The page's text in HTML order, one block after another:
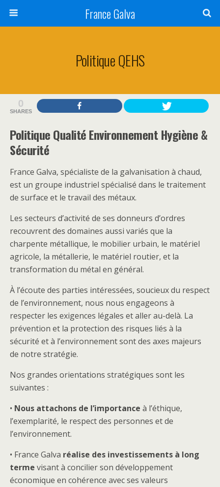
France Galva
Politique QEHS
0
SHARES
Politique Qualité Environnement Hygiène &
Sécurité
France Galva, spécialiste de la galvanisation à chaud,
est un groupe industriel spécialisé dans le traitement
de surface et le travail des métaux.
Les secteurs d’activité de ses donneurs d’ordres
recouvrent des domaines aussi variés que la
charpente métallique, le mobilier urbain, le matériel
agricole, la métallerie, le matériel routier, et la
transformation du métal en général.
À l’écoute des parties intéressées, soucieux du respect
de l’environnement, nous nous engageons à
respecter les exigences légales et aller au-delà. La
prévention et la protection des risques liés à la
sécurité et à l’environnement sont des axes majeurs
de notre stratégie.
Nos grandes orientations stratégiques sont les
suivantes :
• Nous attachons de l’importance à l’éthique,
l’exemplarité, le respect des personnes et de
l’environnement.
• France Galva réalise des investissements à long
terme visant à concilier son développement
économique en cohérence avec ses valeurs